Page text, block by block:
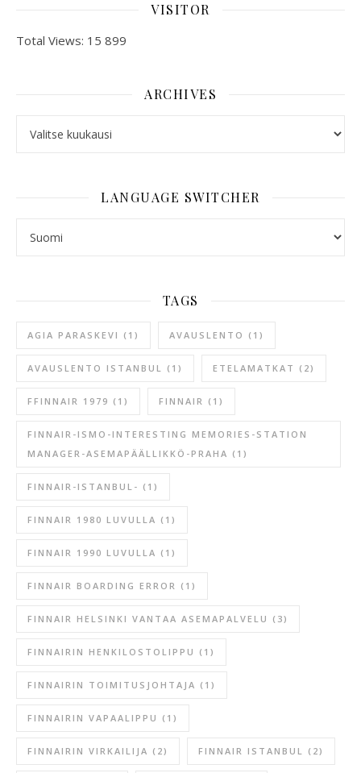
VISITOR
Total Views: 15 899
ARCHIVES
LANGUAGE SWITCHER
TAGS
AGIA PARASKEVI (1) AVAUSLENTO (1)
AVAUSLENTO ISTANBUL (1) ETELAMATKAT (2)
FFINNAIR 1979 (1) FINNAIR (1)
FINNAIR-ISMO-INTERESTING MEMORIES-STATION
MANAGER-ASEMAPÄÄLLIKKÖ-PRAHA (1)
FINNAIR-ISTANBUL- (1)
FINNAIR 1980 LUVULLA (1)
FINNAIR 1990 LUVULLA (1)
FINNAIR BOARDING ERROR (1)
FINNAIR HELSINKI VANTAA ASEMAPALVELU (3)
FINNAIRIN HENKILOSTOLIPPU (1)
FINNAIRIN TOIMITUSJOHTAJA (1)
FINNAIRIN VAPAALIPPU (1)
FINNAIRIN VIRKAILIJA (2) FINNAIR ISTANBUL (2)